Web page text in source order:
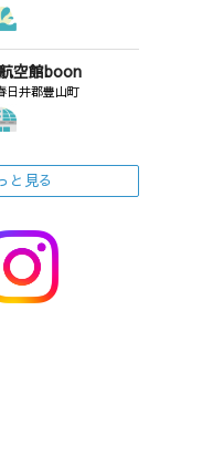
空館boon
井郡豊山町
と見る